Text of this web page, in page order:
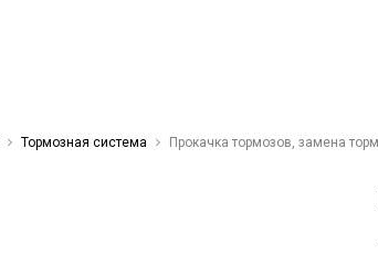
Тормозная система